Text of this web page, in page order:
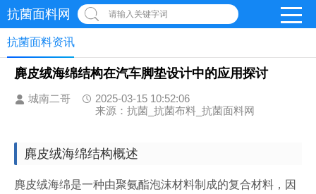
抗菌面料网 请输入关键字词
抗菌面料资讯
麂皮绒海绵结构在汽车脚垫设计中的应用探讨
城南二哥
2025-03-15 10:52:06
来源：抗菌_抗菌布料_抗菌面料网
麂皮绒海绵结构概述
麂皮绒海绵是一种由聚氨酯泡沫材料制成的复合材料，因